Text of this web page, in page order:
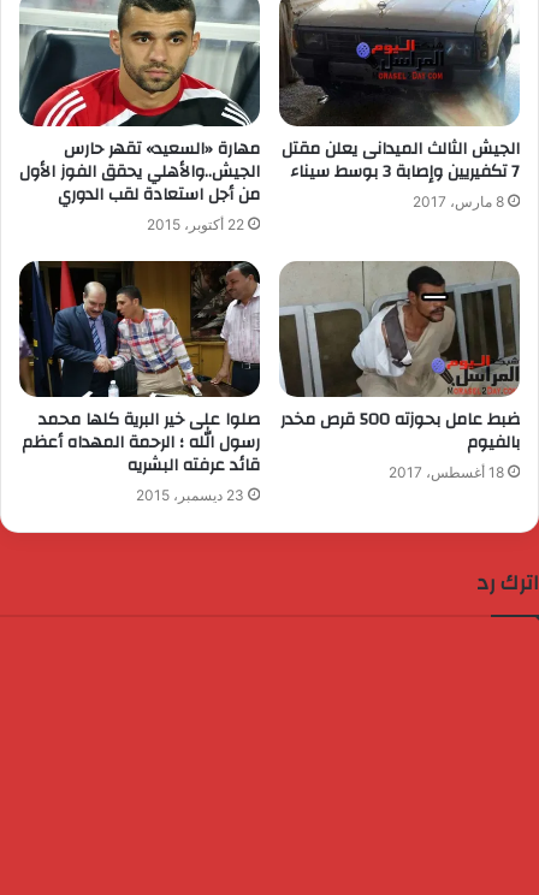
الجيش الثالث الميدانى يعلن مقتل
7 تكفيريين وإصابة 3 بوسط سيناء
8 مارس، 2017
مهارة «السعيد» تقهر حارس
الجيش..والأهلي يحقق الفوز الأول
من أجل استعادة لقب الدوري
22 أكتوبر، 2015
ضبط عامل بحوزته 500 قرص مخدر
بالفيوم
18 أغسطس، 2017
صلوا على خير البرية كلها محمد
رسول الله ؛ الرحمة المهداه أعظم
قائد عرفته البشريه
23 ديسمبر، 2015
اترك رد